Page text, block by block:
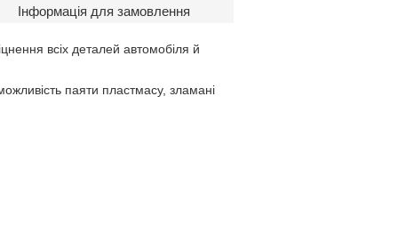
Інформація для замовлення
всіх деталей автомобіля й
паяти пластмасу, зламані